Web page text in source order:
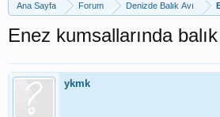
Ana Sayfa Forum Denizde Balık Avı
Enez kumsallarında balık
ykmk